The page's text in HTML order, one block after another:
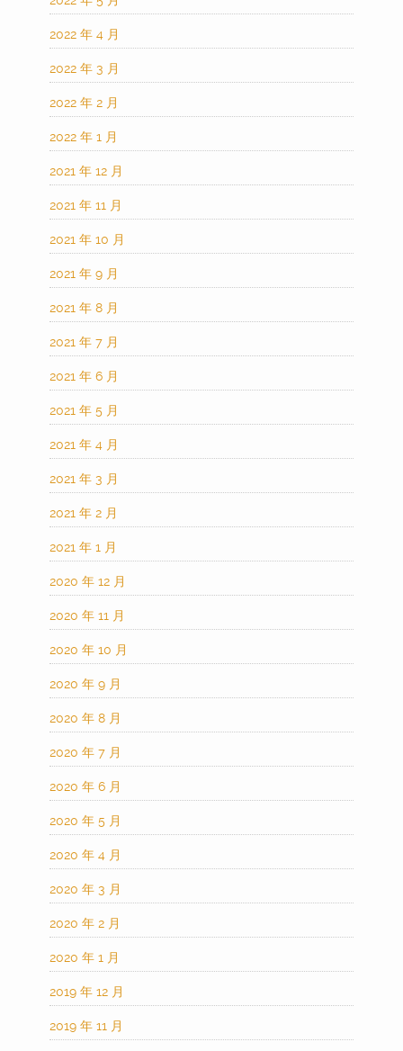
2022 年 4 月
2022 年 3 月
2022 年 2 月
2022 年 1 月
2021 年 12 月
2021 年 11 月
2021 年 10 月
2021 年 9 月
2021 年 8 月
2021 年 7 月
2021 年 6 月
2021 年 5 月
2021 年 4 月
2021 年 3 月
2021 年 2 月
2021 年 1 月
2020 年 12 月
2020 年 11 月
2020 年 10 月
2020 年 9 月
2020 年 8 月
2020 年 7 月
2020 年 6 月
2020 年 5 月
2020 年 4 月
2020 年 3 月
2020 年 2 月
2020 年 1 月
2019 年 12 月
2019 年 11 月